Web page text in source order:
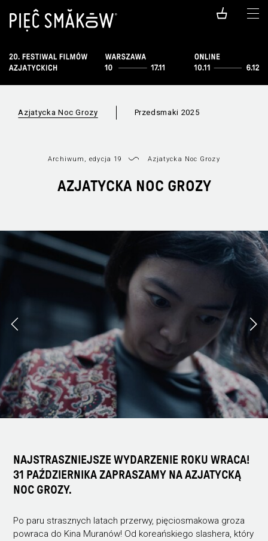
Azjatycka Noc Grozy Przedsmaki 2025
Archiwum, edycja 19 Azjatycka Noc Grozy
AZJATYCKA NOC GROZY
NAJSTRASZNIEJSZE WYDARZENIE ROKU WRACA!
31 PAŹDZIERNIKA ZAPRASZAMY NA AZJATYCKĄ
NOC GROZY.
Po paru strasznych latach przerwy, pięciosmakowa groza
powraca do Kina Muranów! Od koreańskiego slashera, który